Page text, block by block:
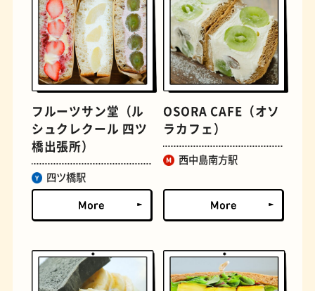
遊具 オムライス
フルーツサン堂（ル
シュクレクール 四ツ
橋出張所）
四ツ橋駅
OSORA CAFE（オソ
ラカフェ）
西中島南方駅